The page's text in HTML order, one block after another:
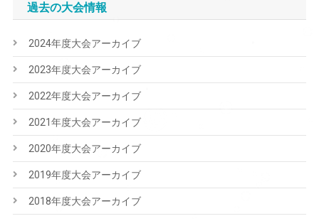
過去の大会情報
2024年度大会アーカイブ
2023年度大会アーカイブ
2022年度大会アーカイブ
2021年度大会アーカイブ
2020年度大会アーカイブ
2019年度大会アーカイブ
2018年度大会アーカイブ